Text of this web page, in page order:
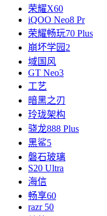
荣耀X60
iQOO Neo8 Pr
荣耀畅玩70 Plus
崩坏学园2
域国风
GT Neo3
工艺
暗黑之刃
玲珑架构
骁龙888 Plus
黑鲨5
磐石玻璃
S20 Ultra
海信
畅享60
razr 50